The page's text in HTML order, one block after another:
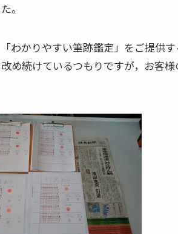
。
わかりやすい筆跡鑑定」をご提供
め続けているつもりですが，お客